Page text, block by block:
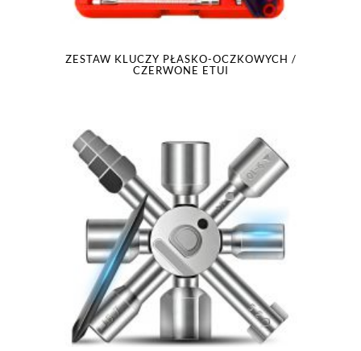
ZESTAW KLUCZY PŁASKO-OCZKOWYCH /
CZERWONE ETUI